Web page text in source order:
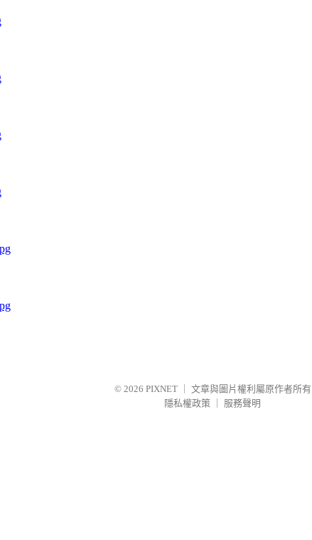
© 2026 PIXNET
文章與圖片權利屬原作者所有
隱私權政策
服務聲明